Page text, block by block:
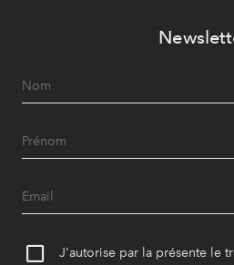
J'autorise par la présente le